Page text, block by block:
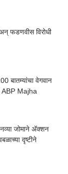
फडणवीस विरोधी
बातम्यांचा वेगवान
आढावा : 27 June 2024 : 07 AM : ABP Majha
जोमाने अ‍ॅक्शन
दृष्टीने